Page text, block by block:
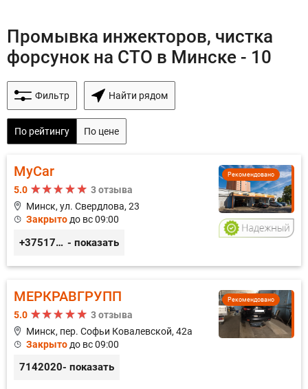
Промывка инжекторов, чистка
форсунок на СТО в Минске - 10
Фильтр Найти рядом
По рейтингу По цене
Рекомендовано
MyCar
5.0
3 отзыва
Минск, ул. Свердлова, 23
Закрыто до вс 09:00
+375173212443 - показать
Рекомендовано
МЕРКРАВГРУПП
5.0
3 отзыва
Минск, пер. Софьи Ковалевской, 42а
Закрыто до вс 09:00
7142020- показать